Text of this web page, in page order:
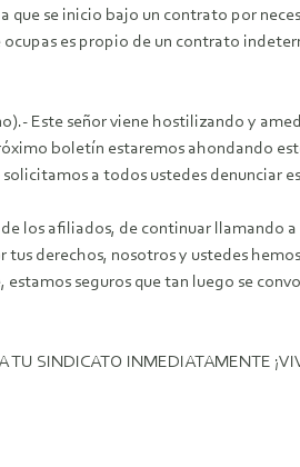
que se inicio bajo un contrato por
es propio de un contrato
Este señor viene hostilizando y
boletín estaremos ahondando
a todos ustedes denunciar
los afiliados, de continuar
derechos, nosotros y ustedes
seguros que tan luego se
SINDICATO INMEDIATAMENTE